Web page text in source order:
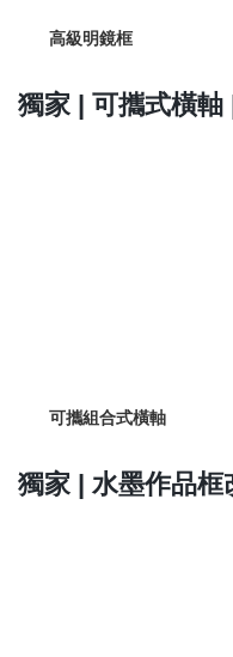
高級明鏡框
獨家 | 可攜式橫軸
可攜組合式橫軸
獨家 | 水墨作品框